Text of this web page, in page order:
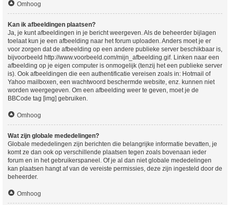
Omhoog
Kan ik afbeeldingen plaatsen?
Ja, je kunt afbeeldingen in je bericht weergeven. Als de beheerder bijlagen
toelaat kun je een afbeelding naar het forum uploaden. Anders moet je er
voor zorgen dat de afbeelding op een andere publieke server beschikbaar is,
bijvoorbeeld http://www.voorbeeld.com/mijn_afbeelding.gif. Linken naar een
afbeelding op je eigen computer is onmogelijk (tenzij het een publieke server
is). Ook afbeeldingen die een authentificatie vereisen zoals in: Hotmail of
Yahoo mailboxen, een wachtwoord beschermde website, enz. kunnen niet
worden weergegeven. Om een afbeelding weer te geven, moet je de
BBCode tag [img] gebruiken.
Omhoog
Wat zijn globale mededelingen?
Globale mededelingen zijn berichten die belangrijke informatie bevatten, je
komt ze dan ook op verschillende plaatsen tegen zoals bovenaan ieder
forum en in het gebruikerspaneel. Of je al dan niet globale mededelingen
kan plaatsen hangt af van de vereiste permissies, deze zijn ingesteld door de
beheerder.
Omhoog